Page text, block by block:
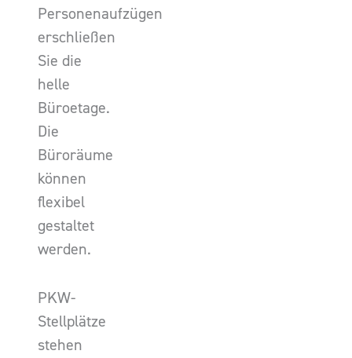
Personenaufzügen
erschließen
Sie die
helle
Büroetage.
Die
Büroräume
können
flexibel
gestaltet
werden.
PKW-
Stellplätze
stehen